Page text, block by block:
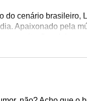
do cenário brasileiro,
Apaixonado pela
citações dele e